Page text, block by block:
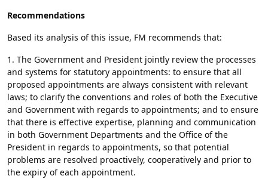
Recommendations
Based its analysis of this issue, FM recommends that:
1. The Government and President jointly review the processes
and systems for statutory appointments: to ensure that all
proposed appointments are always consistent with relevant
laws; to clarify the conventions and roles of both the Executive
and Government with regards to appointments; and to ensure
that there is effective expertise, planning and communication
in both Government Departments and the Office of the
President in regards to appointments, so that potential
problems are resolved proactively, cooperatively and prior to
the expiry of each appointment.